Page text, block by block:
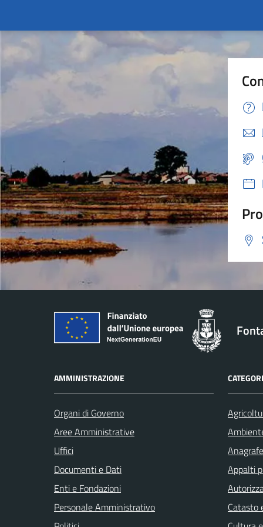
AMMINISTRAZIONE
Organi di Governo
Aree Amministrative
Uffici
Documenti e Dati
Enti e Fondazioni
Personale Amministrativo
Appalti
Catasto